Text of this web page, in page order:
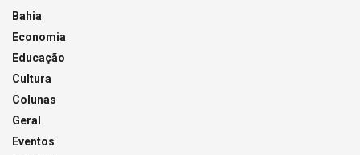
Bahia
Economia
Educação
Cultura
Colunas
Geral
Eventos